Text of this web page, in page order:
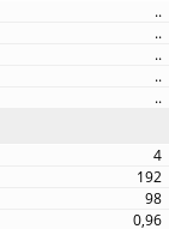
..
..
..
..
..
4
192
98
0,96